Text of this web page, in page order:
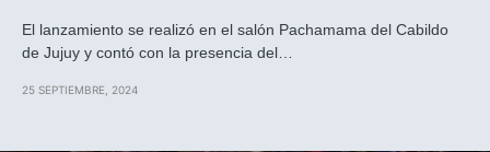
El lanzamiento se realizó en el salón Pachamama del Cabildo
de Jujuy y contó con la presencia del…
25 SEPTIEMBRE, 2024